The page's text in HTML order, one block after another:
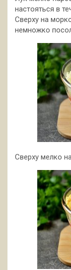
настояться в
Сверху на
немножко
Сверху мелко